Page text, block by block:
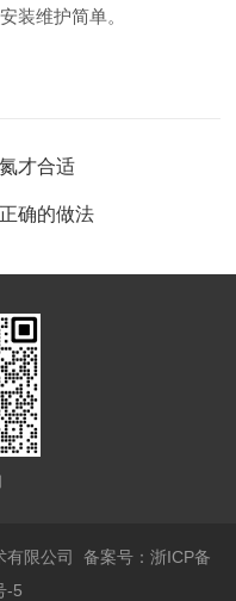
装维护简单。
才合适
确的做法
有限公司备案号：浙ICP备
-5